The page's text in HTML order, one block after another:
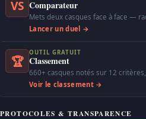
VS Comparateur
Mets deux casques face à face —
Lancer un duel →
🏆
OUTIL GRATUIT
Classement
660+ casques notés sur 12
Voir le classement →
PROTOCOLES & TRANSPARENCE